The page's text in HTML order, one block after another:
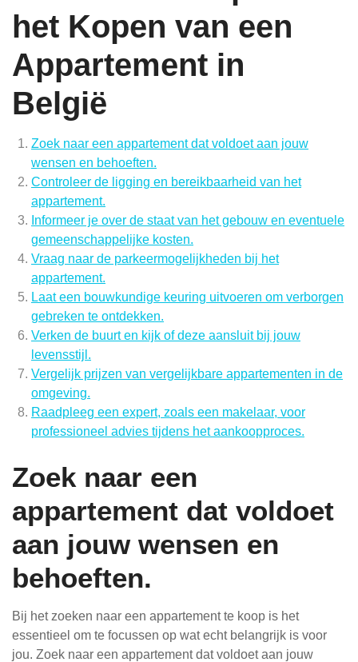
het Kopen van een
Appartement in
België
Zoek naar een appartement dat voldoet aan jouw
wensen en behoeften.
Controleer de ligging en bereikbaarheid van het
appartement.
Informeer je over de staat van het gebouw en eventuele
gemeenschappelijke kosten.
Vraag naar de parkeermogelijkheden bij het
appartement.
Laat een bouwkundige keuring uitvoeren om verborgen
gebreken te ontdekken.
Verken de buurt en kijk of deze aansluit bij jouw
levensstijl.
Vergelijk prijzen van vergelijkbare appartementen in de
omgeving.
Raadpleeg een expert, zoals een makelaar, voor
professioneel advies tijdens het aankoopproces.
Zoek naar een
appartement dat voldoet
aan jouw wensen en
behoeften.
Bij het zoeken naar een appartement te koop is het
essentieel om te focussen op wat echt belangrijk is voor
jou. Zoek naar een appartement dat voldoet aan jouw